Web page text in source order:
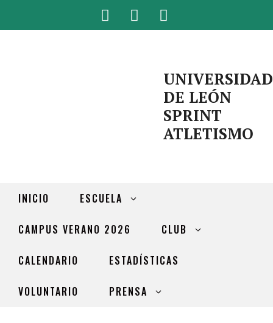
UNIVERSIDAD
DE LEÓN
SPRINT
ATLETISMO
INICIO ESCUELA
CAMPUS VERANO 2026 CLUB
CALENDARIO ESTADÍSTICAS
VOLUNTARIO PRENSA